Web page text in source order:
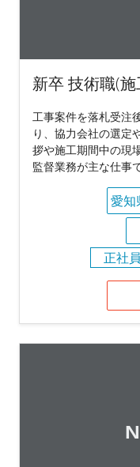
新卒 技術職(
工事案件を落札受注
り、協力会社の選定
拶や施工期間中の現
監督業務が主な仕事
愛知
正社員